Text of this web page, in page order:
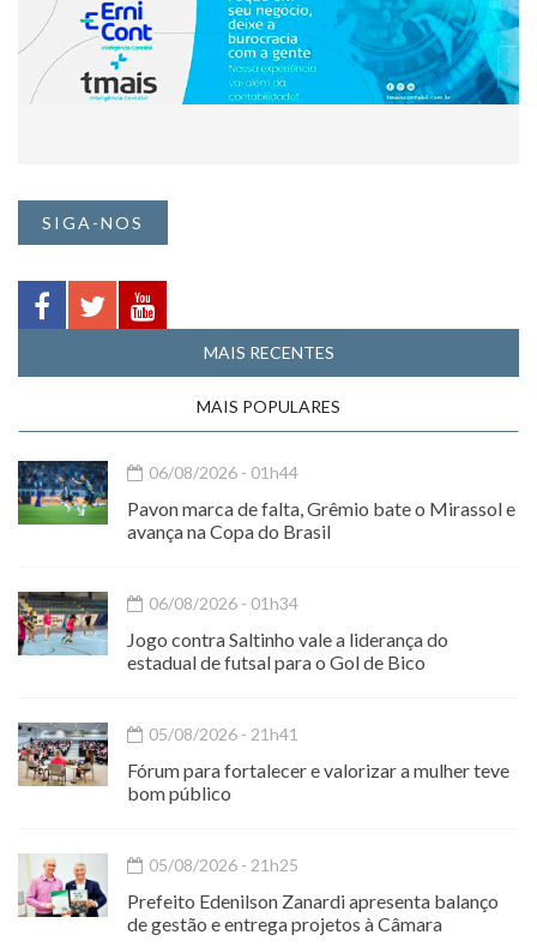
SIGA-NOS
MAIS RECENTES
MAIS POPULARES
06/08/2026 - 01h44
Pavon marca de falta, Grêmio bate o Mirassol e
avança na Copa do Brasil
06/08/2026 - 01h34
Jogo contra Saltinho vale a liderança do
estadual de futsal para o Gol de Bico
05/08/2026 - 21h41
Fórum para fortalecer e valorizar a mulher teve
bom público
05/08/2026 - 21h25
Prefeito Edenilson Zanardi apresenta balanço
de gestão e entrega projetos à Câmara